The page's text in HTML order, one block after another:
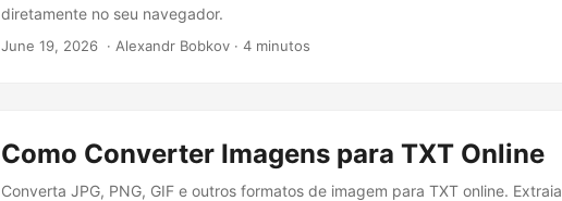
diretamente no seu navegador.
June 19, 2026 ‎ · Alexandr Bobkov · 4 minutos
Como Converter Imagens para TXT Online
Converta JPG, PNG, GIF e outros formatos de imagem para TXT online.